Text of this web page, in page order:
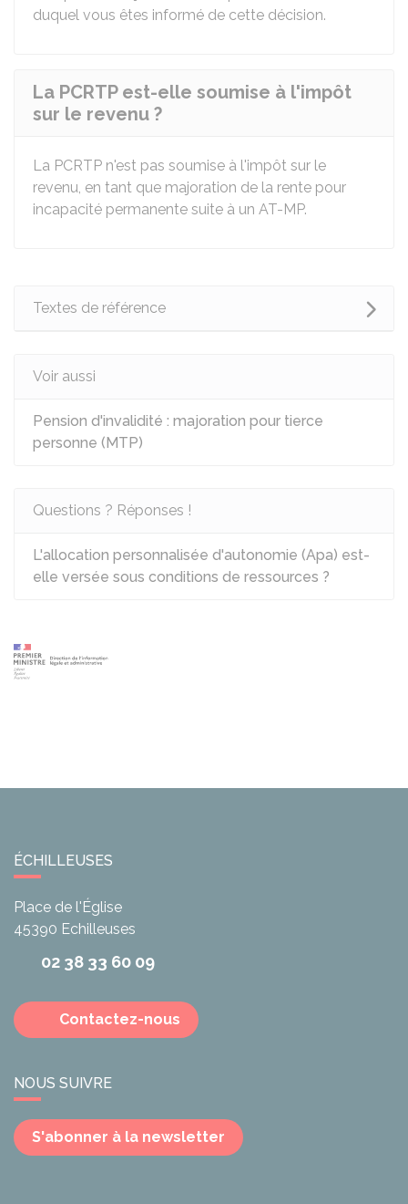
duquel vous êtes informé de cette décision.
La PCRTP est-elle soumise à l'impôt
sur le revenu ?
La PCRTP n'est pas soumise à l'impôt sur le
revenu, en tant que majoration de la rente pour
incapacité permanente suite à un AT-MP.
Textes de référence
Voir aussi
Pension d'invalidité : majoration pour tierce
personne (MTP)
Questions ? Réponses !
L'allocation personnalisée d'autonomie (Apa) est-
elle versée sous conditions de ressources ?
ÉCHILLEUSES
Place de l'Église
45390 Echilleuses
02 38 33 60 09
Contactez-nous
NOUS SUIVRE
S'abonner à la newsletter